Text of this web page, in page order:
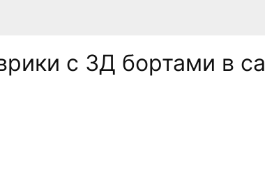
c 3Д бортами в